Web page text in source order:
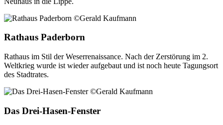
Rathaus Paderborn
Rathaus im Stil der Weserrenaissance. Nach der Zerstörung im 2.
Weltkrieg wurde ist wieder aufgebaut und ist noch heute Tagungsort
des Stadtrates.
Das Drei-Hasen-Fenster